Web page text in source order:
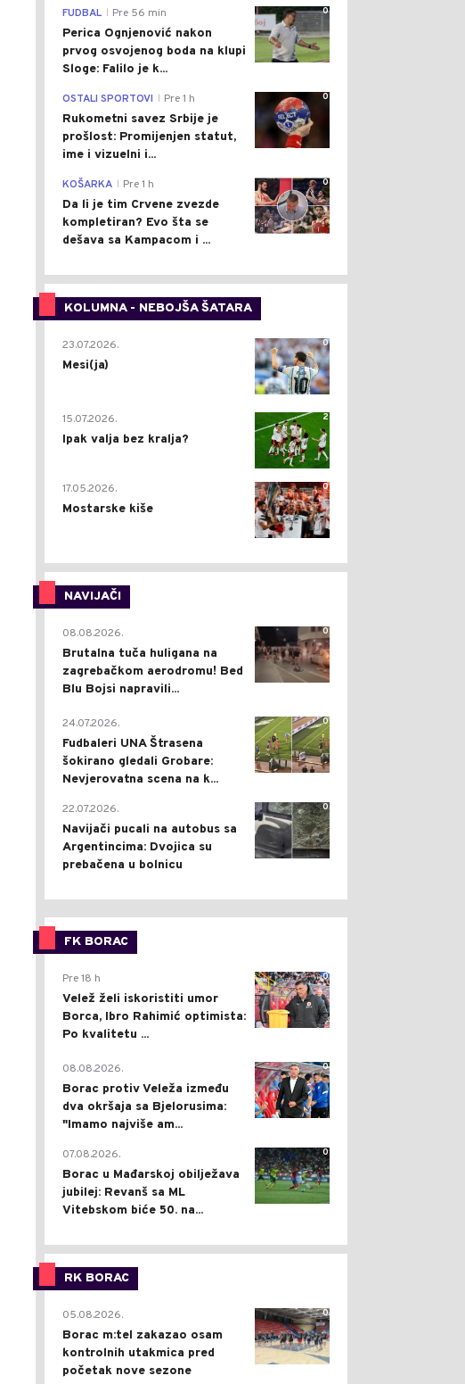
0
FUDBAL Pre 56 min
Perica Ognjenović nakon
prvog osvojenog boda na klupi
Sloge: Falilo je k...
0
OSTALI SPORTOVI Pre 1 h
Rukometni savez Srbije je
prošlost: Promijenjen statut,
ime i vizuelni i...
0
KOŠARKA Pre 1 h
Da li je tim Crvene zvezde
kompletiran? Evo šta se
dešava sa Kampacom i ...
KOLUMNA - NEBOJŠA ŠATARA
0
23.07.2026.
Mesi(ja)
2
15.07.2026.
Ipak valja bez kralja?
0
17.05.2026.
Mostarske kiše
NAVIJAČI
0
08.08.2026.
Brutalna tuča huligana na
zagrebačkom aerodromu! Bed
Blu Bojsi napravili...
0
24.07.2026.
Fudbaleri UNA Štrasena
šokirano gledali Grobare:
Nevjerovatna scena na k...
0
22.07.2026.
Navijači pucali na autobus sa
Argentincima: Dvojica su
prebačena u bolnicu
FK BORAC
0
Pre 18 h
Velež želi iskoristiti umor
Borca, Ibro Rahimić optimista:
Po kvalitetu ...
0
08.08.2026.
Borac protiv Veleža između
dva okršaja sa Bjelorusima:
"Imamo najviše am...
0
07.08.2026.
Borac u Mađarskoj obilježava
jubilej: Revanš sa ML
Vitebskom biće 50. na...
RK BORAC
0
05.08.2026.
Borac m:tel zakazao osam
kontrolnih utakmica pred
početak nove sezone